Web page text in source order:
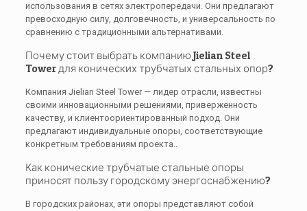
использования в сетях электропередачи. Они предлагают
превосходную силу, долговечность, и универсальность по
сравнению с традиционными альтернативами.
Почему стоит выбрать компанию Jielian Steel
Tower для конических трубчатых стальных опор?
Компания Jielian Steel Tower — лидер отрасли, известны
своими инновационными решениями, приверженность
качеству, и клиентоориентированный подход. Они
предлагают индивидуальные опоры, соответствующие
конкретным требованиям проекта..
Как конические трубчатые стальные опоры
приносят пользу городскому энергоснабжению?
В городских районах, эти опоры представляют собой